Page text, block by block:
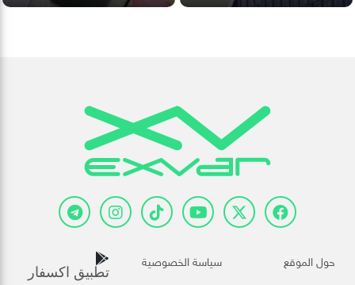
حول الموقع سياسة الخصوصية
تطبيق اكسفار